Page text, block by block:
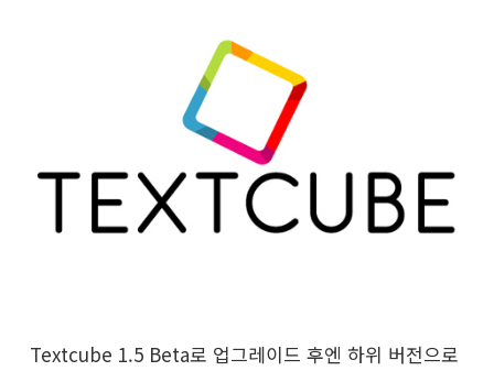
Textcube 1.5 Beta로 업그레이드 후엔 하위 버전으로